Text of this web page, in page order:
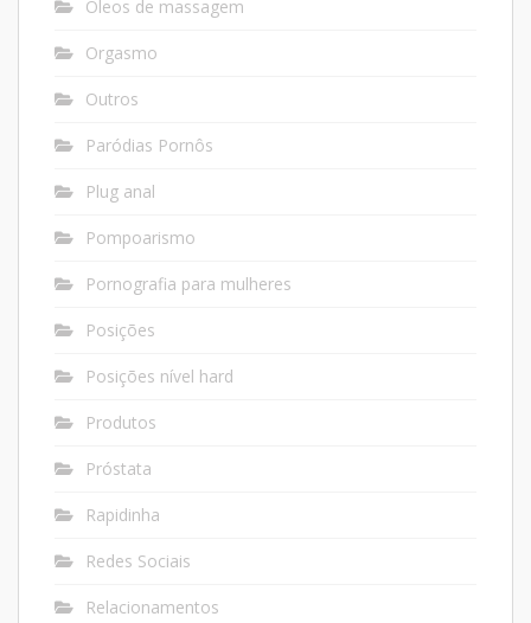
Óleos de massagem
Orgasmo
Outros
Paródias Pornôs
Plug anal
Pompoarismo
Pornografia para mulheres
Posições
Posições nível hard
Produtos
Próstata
Rapidinha
Redes Sociais
Relacionamentos